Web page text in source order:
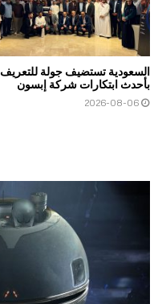
السعودية تستضيف جولة للتعريف
بأحدث ابتكارات شركة إبسون
2026-08-06